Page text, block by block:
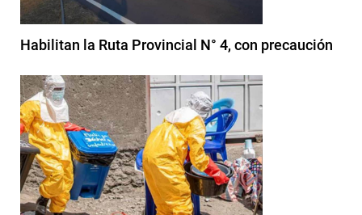
Habilitan la Ruta Provincial N° 4, con precaución